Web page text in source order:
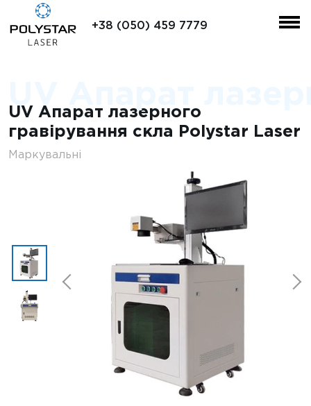
+38 (050) 459 7779
UV Апарат лазерного
гравірування скла Polystar Laser
Маркувальні